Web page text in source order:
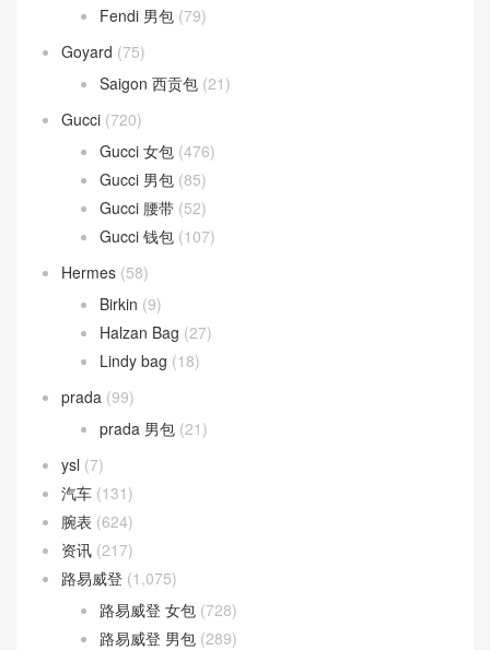
Fendi 男包 (79)
Goyard (75)
Saigon 西贡包 (21)
Gucci (720)
Gucci 女包 (476)
Gucci 男包 (85)
Gucci 腰带 (52)
Gucci 钱包 (107)
Hermes (58)
Birkin (9)
Halzan Bag (27)
Lindy bag (18)
prada (99)
prada 男包 (21)
ysl (7)
汽车 (131)
腕表 (624)
资讯 (217)
路易威登 (1,075)
路易威登 女包 (728)
路易威登 男包 (289)